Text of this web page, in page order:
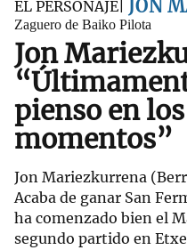
EL PERSONAJE JON
Zaguero de Baiko Pilota
Jon
pienso en
momentos”
Jon Mariezkurrena
Acaba de ganar San
ha comenzado bien el
segundo partido en